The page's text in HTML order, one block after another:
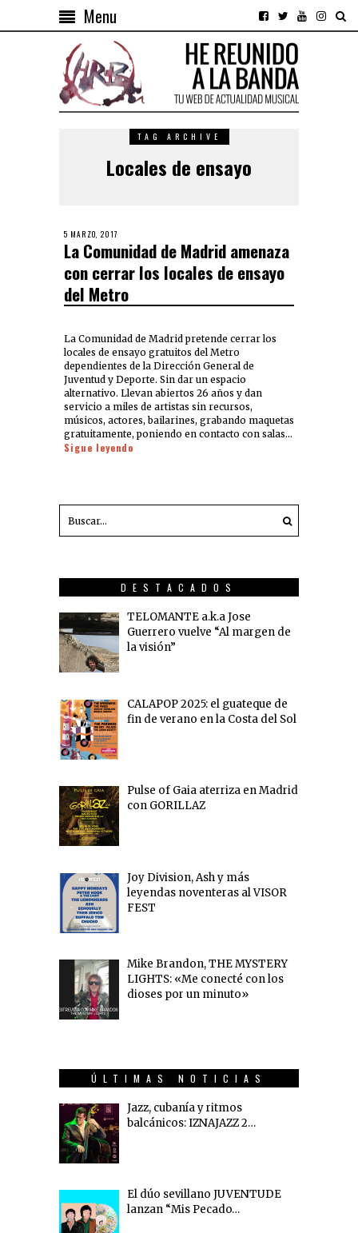
Menu
TAG ARCHIVE
Locales de ensayo
5 MARZO, 2017
La Comunidad de Madrid amenaza
con cerrar los locales de ensayo
del Metro
La Comunidad de Madrid pretende cerrar los
locales de ensayo gratuitos del Metro
dependientes de la Dirección General de
Juventud y Deporte. Sin dar un espacio
alternativo. Llevan abiertos 26 años y dan
servicio a miles de artistas sin recursos,
músicos, actores, bailarines, grabando maquetas
gratuitamente, poniendo en contacto con salas…
Sigue leyendo
DESTACADOS
TELOMANTE a.k.a Jose
Guerrero vuelve “Al margen de
la visión”
CALAPOP 2025: el guateque de
fin de verano en la Costa del Sol
Pulse of Gaia aterriza en Madrid
con GORILLAZ
Joy Division, Ash y más
leyendas noventeras al VISOR
FEST
Mike Brandon, THE MYSTERY
LIGHTS: «Me conecté con los
dioses por un minuto»
ÚLTIMAS NOTICIAS
Jazz, cubanía y ritmos
balcánicos: IZNAJAZZ 2…
El dúo sevillano JUVENTUDE
lanzan “Mis Pecado…